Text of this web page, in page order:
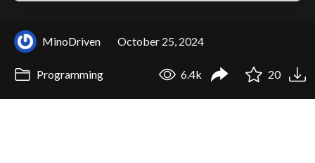
MinoDriven October 25, 2024
Programming 6.4k 20